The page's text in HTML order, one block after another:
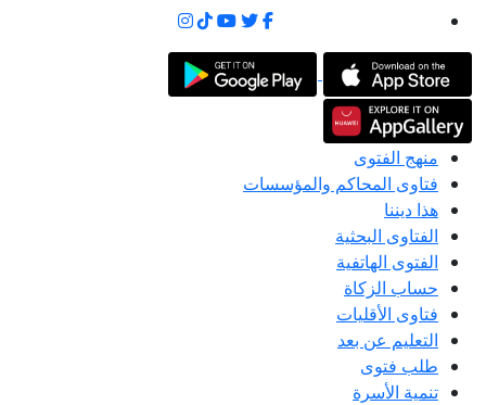
منهج الفتوى
فتاوى المحاكم والمؤسسات
هذا ديننا
الفتاوى البحثية
الفتوى الهاتفية
حساب الزكاة
فتاوى الأقليات
التعليم عن بعد
طلب فتوى
تنمية الأسرة